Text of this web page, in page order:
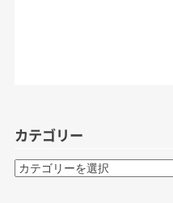
カテゴリー
カ
テ